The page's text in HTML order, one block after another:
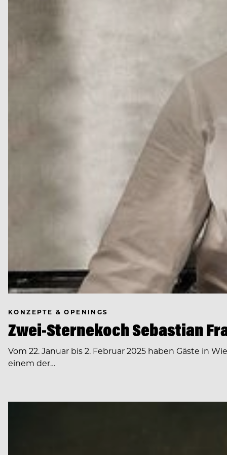
KONZEPTE & OPENINGS
Zwei-Sternekoch Sebastian
Vom 22. Januar bis 2. Februar 2025 haben Gäste in
einem der…